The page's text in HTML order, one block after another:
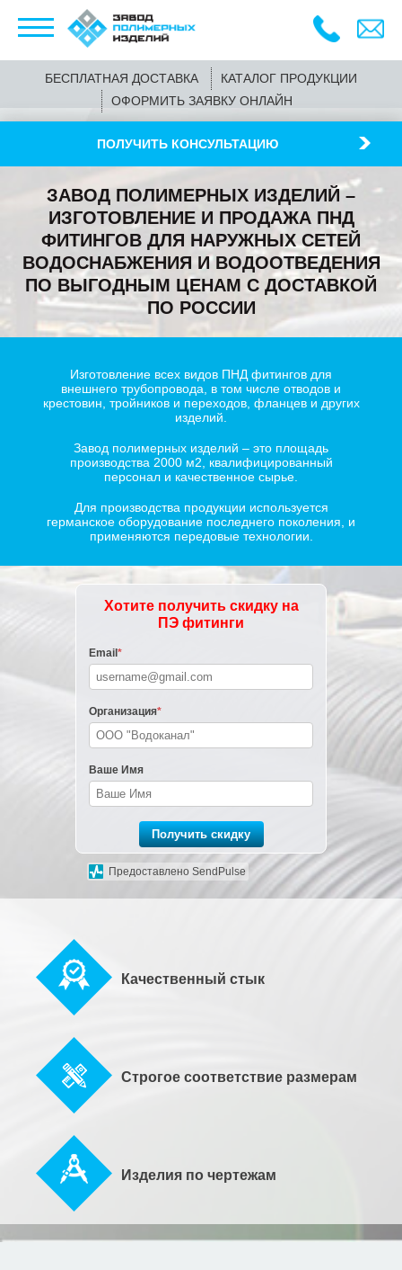
БЕСПЛАТНАЯ ДОСТАВКА
КАТАЛОГ ПРОДУКЦИИ
ОФОРМИТЬ ЗАЯВКУ ОНЛАЙН
ПОЛУЧИТЬ КОНСУЛЬТАЦИЮ
ЗАВОД ПОЛИМЕРНЫХ ИЗДЕЛИЙ –
ИЗГОТОВЛЕНИЕ И ПРОДАЖА ПНД
ФИТИНГОВ ДЛЯ НАРУЖНЫХ СЕТЕЙ
ВОДОСНАБЖЕНИЯ И ВОДООТВЕДЕНИЯ
ПО ВЫГОДНЫМ ЦЕНАМ С ДОСТАВКОЙ
ПО РОССИИ
Изготовление всех видов ПНД фитингов для
внешнего трубопровода, в том числе отводов и
крестовин, тройников и переходов, фланцев и других
изделий.
Завод полимерных изделий – это площадь
производства 2000 м2, квалифицированный
персонал и качественное сырье.
Для производства продукции используется
германское оборудование последнего поколения, и
применяются передовые технологии.
Хотите получить скидку на
ПЭ фитинги
Email *
Организация*
Ваше Имя
Получить скидку
Предоставлено SendPulse
Качественный стык
Строгое соответствие размерам
Изделия по чертежам